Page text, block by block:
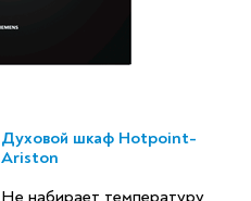
Духовой шкаф Hotpoint-
Ariston